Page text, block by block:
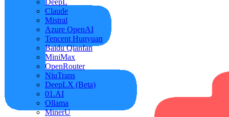
DeepL
Claude
Mistral
Azure OpenAI
Tencent Hunyuan
Baidu Qianfan
MiniMax
OpenRouter
NiuTrans
DeepLX (Beta)
01.AI
Ollama
MinerU